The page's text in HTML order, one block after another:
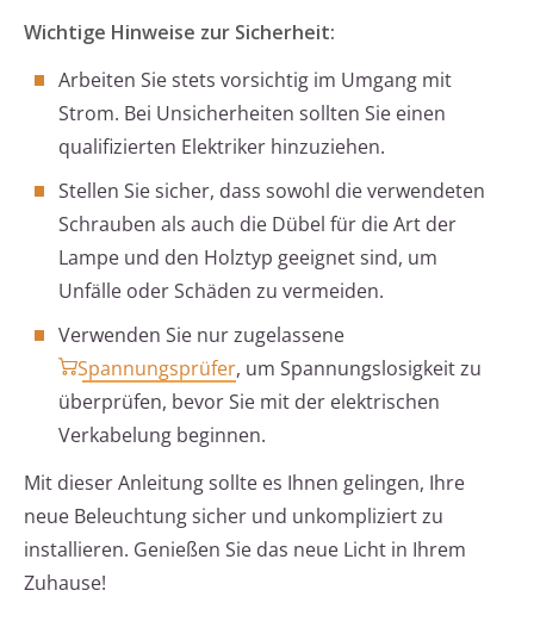
Wichtige Hinweise zur Sicherheit:
Arbeiten Sie stets vorsichtig im Umgang mit
Strom. Bei Unsicherheiten sollten Sie einen
qualifizierten Elektriker hinzuziehen.
Stellen Sie sicher, dass sowohl die verwendeten
Schrauben als auch die Dübel für die Art der
Lampe und den Holztyp geeignet sind, um
Unfälle oder Schäden zu vermeiden.
Verwenden Sie nur zugelassene
Spannungsprüfer, um Spannungslosigkeit zu
überprüfen, bevor Sie mit der elektrischen
Verkabelung beginnen.
Mit dieser Anleitung sollte es Ihnen gelingen, Ihre
neue Beleuchtung sicher und unkompliziert zu
installieren. Genießen Sie das neue Licht in Ihrem
Zuhause!